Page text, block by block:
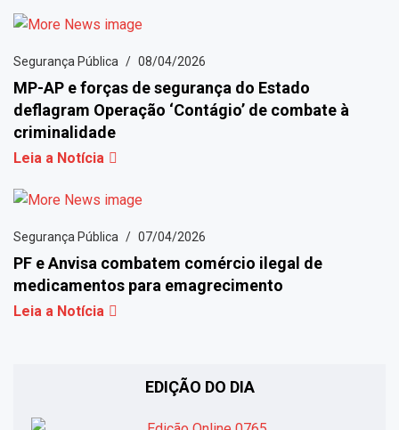
Segurança Pública 08/04/2026
MP-AP e forças de segurança do Estado
deflagram Operação ‘Contágio’ de combate à
criminalidade
Leia a Notícia
Segurança Pública 07/04/2026
PF e Anvisa combatem comércio ilegal de
medicamentos para emagrecimento
Leia a Notícia
EDIÇÃO DO DIA